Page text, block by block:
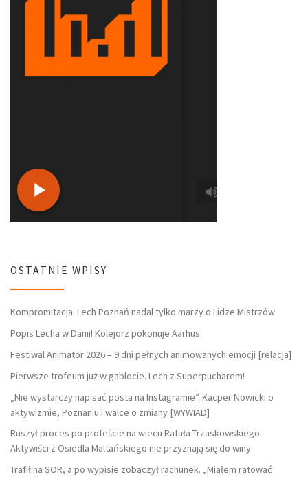
OSTATNIE WPISY
Kompromitacja. Lech Poznań nadal tylko marzy o Lidze Mistrzów
Popis Lecha w Danii! Kolejorz pokonuje Aarhus
Festiwal Animator 2026 – 9 dni pełnych animowanych emocji [relacja]
Pierwsze trofeum już w gablocie. Lech z Superpucharem!
„Nie wystarczy napisać posta na Instagramie”. Kacper Nowicki o
aktywizmie, Poznaniu i walce o zmiany [WYWIAD]
Ruszył proces po proteście na wiecu Rafała Trzaskowskiego.
Aktywiści z Osiedla Maltańskiego nie przyznają się do winy
Trafił na SOR, a po wypisie zobaczył rachunek. „Miałem ratować